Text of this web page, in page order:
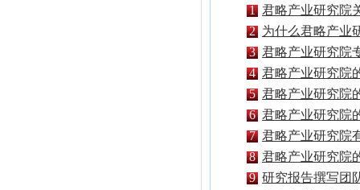
1 君略产业研究院
2 为什么君略产业
格比其他公司都
3 君略产业研究院
面具有什么特点
4 君略产业研究院
点都有什么？
5 君略产业研究院
业内地位如何？
6 君略产业研究院
与普通市场调研
些？
7 君略产业研究院
客户？
8 君略产业研究院
主要有哪些？
9 研究报告撰写团